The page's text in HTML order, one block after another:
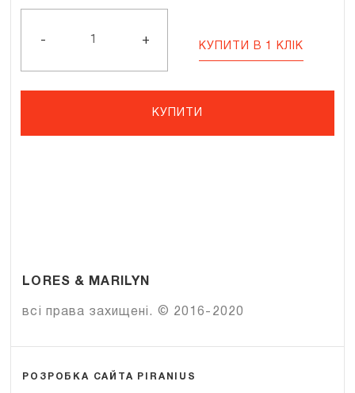
-
кількість
+
КУПИТИ В 1 КЛІК
КУПИТИ
LORES & MARILYN
всі права захищені. © 2016-2020
РОЗРОБКА САЙТА PIRANIUS